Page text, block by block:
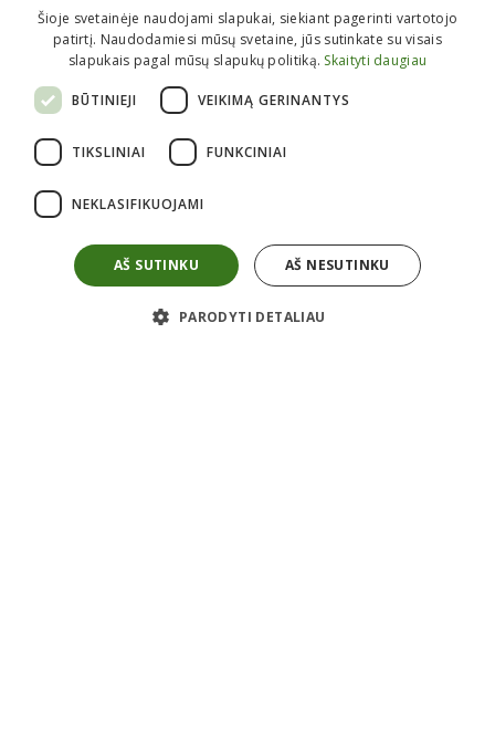
Informacija perkantiems
Apmokėjimas
Grąžinimas
Garantijos
Taisyklės
Privatumo politika
Apie mus
Šioje svetainėje naudojami slapukai, siekiant pagerinti vartotojo
patirtį. Naudodamiesi mūsų svetaine, jūs sutinkate su visais
slapukais pagal mūsų slapukų politiką. Skaityti daugiau
BŪTINIEJI VEIKIMĄ GERINANTYS
TIKSLINIAI FUNKCINIAI
NEKLASIFIKUOJAMI
AŠ SUTINKU AŠ NESUTINKU
PARODYTI DETALIAU